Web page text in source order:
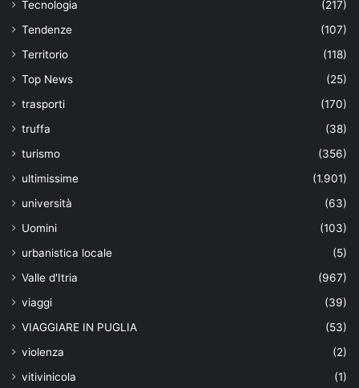
Tecnologia
(217)
Tendenze
(107)
Territorio
(118)
Top News
(25)
trasporti
(170)
truffa
(38)
turismo
(356)
ultimissime
(1.901)
università
(63)
Uomini
(103)
urbanistica locale
(5)
Valle d'Itria
(967)
viaggi
(39)
VIAGGIARE IN PUGLIA
(53)
violenza
(2)
vitivinicola
(1)